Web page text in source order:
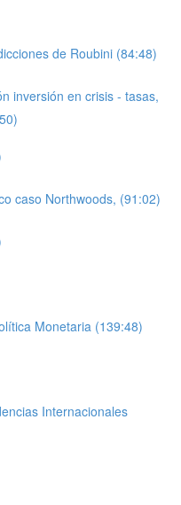
de Roubini (84:48)
inversión en crisis - tasas,
caso Northwoods, (91:02)
Monetaria (139:48)
Internacionales